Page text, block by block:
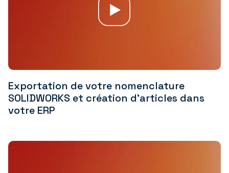
Exportation de votre nomenclature
SOLIDWORKS et création d'articles dans
votre ERP